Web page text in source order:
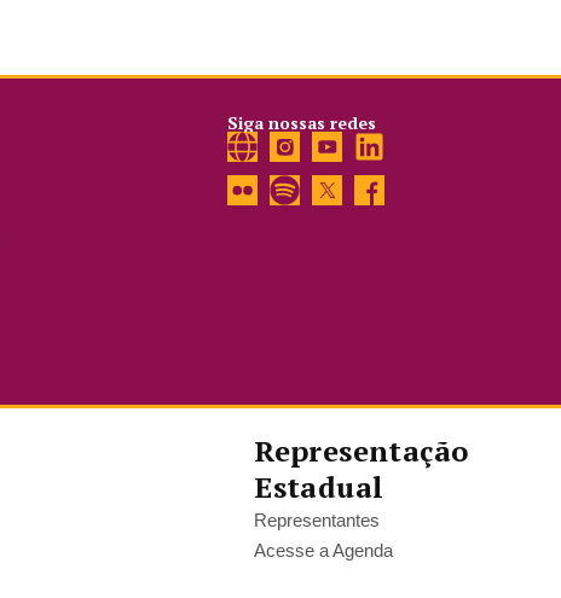
Siga nossas redes
Representação
Estadual
Representantes
Acesse a Agenda